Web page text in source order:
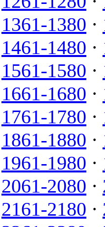
1361-1380 ·
1461-1480 ·
1561-1580 ·
1661-1680 ·
1761-1780 ·
1861-1880 ·
1961-1980 ·
2061-2080 ·
2161-2180 ·